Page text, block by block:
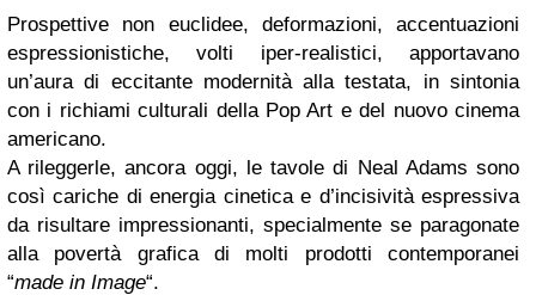
Prospettive non euclidee, deformazioni, accentuazioni
espressionistiche, volti iper-realistici, apportavano
un’aura di eccitante modernità alla testata, in sintonia
con i richiami culturali della Pop Art e del nuovo cinema
americano.
A rileggerle, ancora oggi, le tavole di Neal Adams sono
così cariche di energia cinetica e d’incisività espressiva
da risultare impressionanti, specialmente se paragonate
alla povertà grafica di molti prodotti contemporanei
“made in Image“.